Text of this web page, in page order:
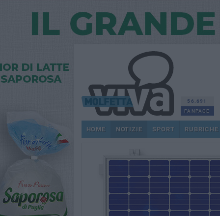
56.691
FANPAGE
HOME NOTIZIE SPORT RUBRICHE